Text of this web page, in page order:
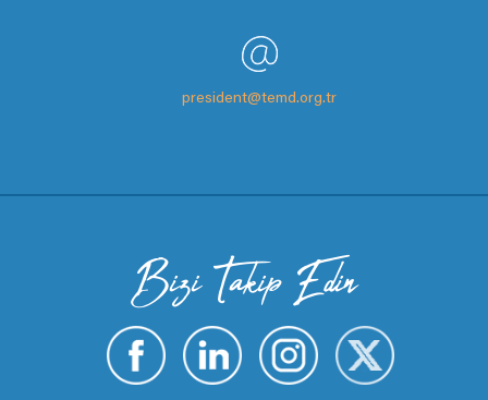
president@temd.org.tr
Bizi Takip Edin